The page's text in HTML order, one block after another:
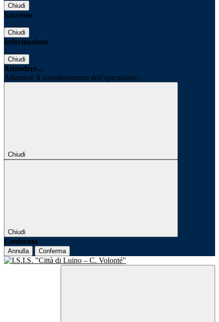
Chiudi
Successo
Chiudi
Informazione
Chiudi
Attendere...
Attendere il completamento dell'operazione...
Chiudi
Chiudi
Conferma
Annulla Conferma